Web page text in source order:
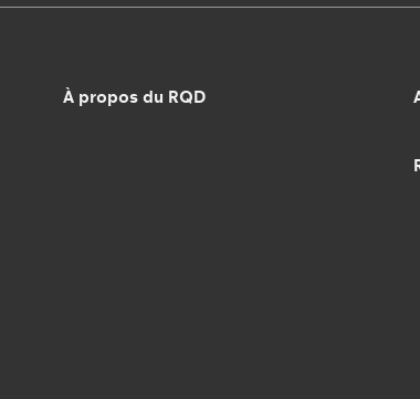
À propos du RQD